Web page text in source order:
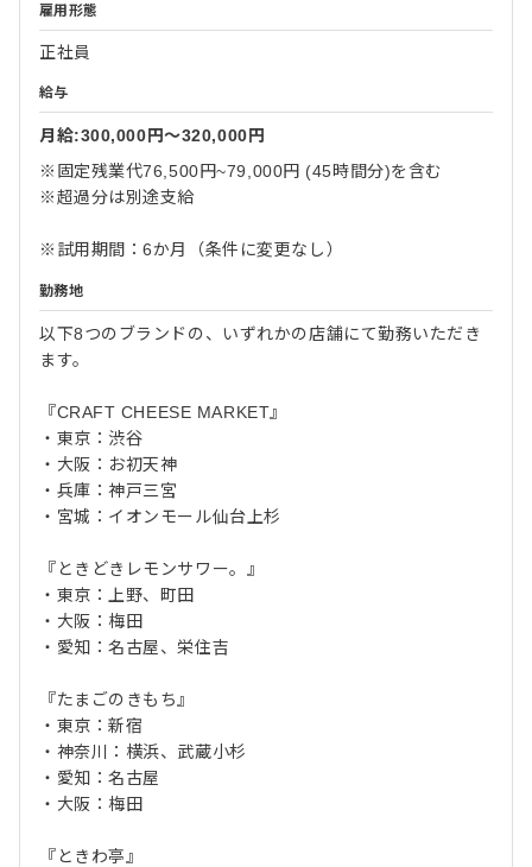
雇用形態
正社員
給与
月給:300,000円〜320,000円
※固定残業代76,500円~79,000円 (45時間分)を含む
※超過分は別途支給
※試用期間：6か月（条件に変更なし）
勤務地
以下8つのブランドの、いずれかの店舗にて勤務いただき
ます。
『CRAFT CHEESE MARKET』
・東京：渋谷
・大阪：お初天神
・兵庫：神戸三宮
・宮城：イオンモール仙台上杉
『ときどきレモンサワー。』
・東京：上野、町田
・大阪：梅田
・愛知：名古屋、栄住吉
『たまごのきもち』
・東京：新宿
・神奈川：横浜、武蔵小杉
・愛知：名古屋
・大阪：梅田
『ときわ亭』